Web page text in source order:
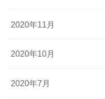
2020年11月
2020年10月
2020年7月